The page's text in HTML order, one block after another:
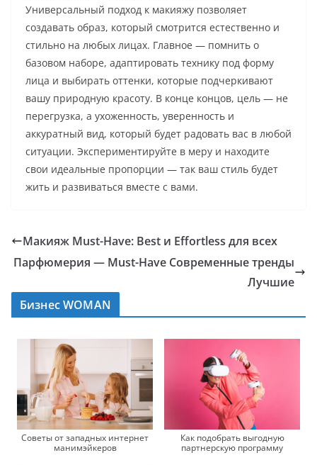
Универсальный подход к макияжу позволяет
создавать образ, который смотрится естественно и
стильно на любых лицах. Главное — помнить о
базовом наборе, адаптировать технику под форму
лица и выбирать оттенки, которые подчеркивают
вашу природную красоту. В конце концов, цель — не
перегрузка, а ухоженность, уверенность и
аккуратный вид, который будет радовать вас в любой
ситуации. Экспериментируйте в меру и находите
свои идеальные пропорции — так ваш стиль будет
жить и развиваться вместе с вами.
Макияж Must-Have: Best и Effortless для всех
Парфюмерия — Must-Have Современные тренды
Лучшие
Бизнес WOMAN
Советы от западных интернет
манимэйкеров
Как подобрать выгодную
партнерскую программу